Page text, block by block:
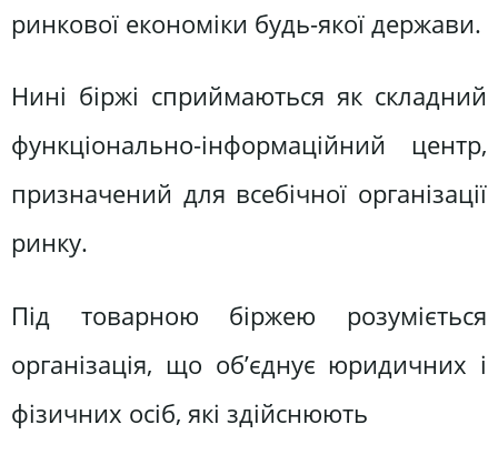
ринкової економіки будь-якої держави.
Нині біржі сприймаються як складний
функціонально-інформаційний центр,
призначений для всебічної організації
ринку.
Під товарною біржею розуміється
організація, що об’єднує юридичних і
фізичних осіб, які здійснюють